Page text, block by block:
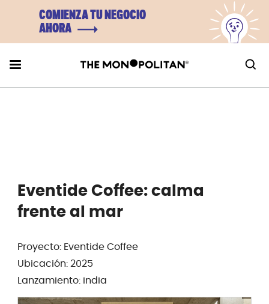
COMIENZA TU NEGOCIO
AHORA
Eventide Coffee: calma
frente al mar
Proyecto: Eventide Coffee
Ubicación: 2025
Lanzamiento: india